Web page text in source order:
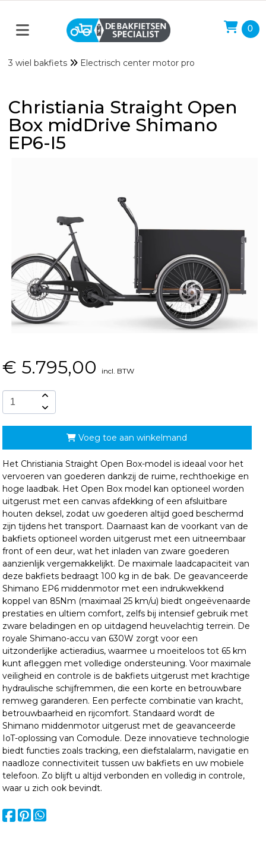
0
3 wiel bakfiets Electrisch center motor pro
Christiania Straight Open
Box midDrive Shimano
EP6-I5
€ 5.795,00 incl. BTW
Voeg toe aan winkelmand
Het Christiania Straight Open Box-model is ideaal voor het
vervoeren van goederen dankzij de ruime, rechthoekige en
hoge laadbak. Het Open Box model kan optioneel worden
uitgerust met een canvas afdekking of een afsluitbare
houten deksel, zodat uw goederen altijd goed beschermd
zijn tijdens het transport. Daarnaast kan de voorkant van de
bakfiets optioneel worden uitgerust met een uitneembaar
front of een deur, wat het inladen van zware goederen
aanzienlijk vergemakkelijkt. De maximale laadcapaciteit van
deze bakfiets bedraagt 100 kg in de bak. De geavanceerde
Shimano EP6 middenmotor met een indrukwekkend
koppel van 85Nm (maximaal 25 km/u) biedt ongeëvenaarde
prestaties en ultiem comfort, zelfs bij intensief gebruik met
zware beladingen en op uitdagend heuvelachtig terrein. De
royale Shimano-accu van 630W zorgt voor een
uitzonderlijke actieradius, waarmee u moeiteloos tot 65 km
kunt afleggen met volledige ondersteuning. Voor maximale
veiligheid en controle is de bakfiets uitgerust met krachtige
hydraulische schijfremmen, die een korte en betrouwbare
remweg garanderen. Een perfecte combinatie van kracht,
betrouwbaarheid en rijcomfort. Standaard wordt de
Shimano middenmotor uitgerust met de geavanceerde
IoT-oplossing van Comodule. Deze innovatieve technologie
biedt functies zoals tracking, een diefstalalarm, navigatie en
naadloze connectiviteit tussen uw bakfiets en uw mobiele
telefoon. Zo blijft u altijd verbonden en volledig in controle,
waar u zich ook bevindt.